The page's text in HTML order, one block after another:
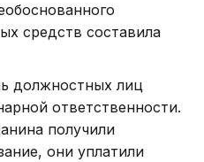
средств составила
должностных лиц
ответственности.
получили
они уплатили